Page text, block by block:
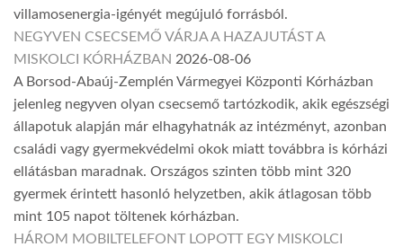
villamosenergia-igényét megújuló forrásból.
NEGYVEN CSECSEMŐ VÁRJA A HAZAJUTÁST A
MISKOLCI KÓRHÁZBAN 2026-08-06
A Borsod-Abaúj-Zemplén Vármegyei Központi Kórházban
jelenleg negyven olyan csecsemő tartózkodik, akik egészségi
állapotuk alapján már elhagyhatnák az intézményt, azonban
családi vagy gyermekvédelmi okok miatt továbbra is kórházi
ellátásban maradnak. Országos szinten több mint 320
gyermek érintett hasonló helyzetben, akik átlagosan több
mint 105 napot töltenek kórházban.
HÁROM MOBILTELEFONT LOPOTT EGY MISKOLCI